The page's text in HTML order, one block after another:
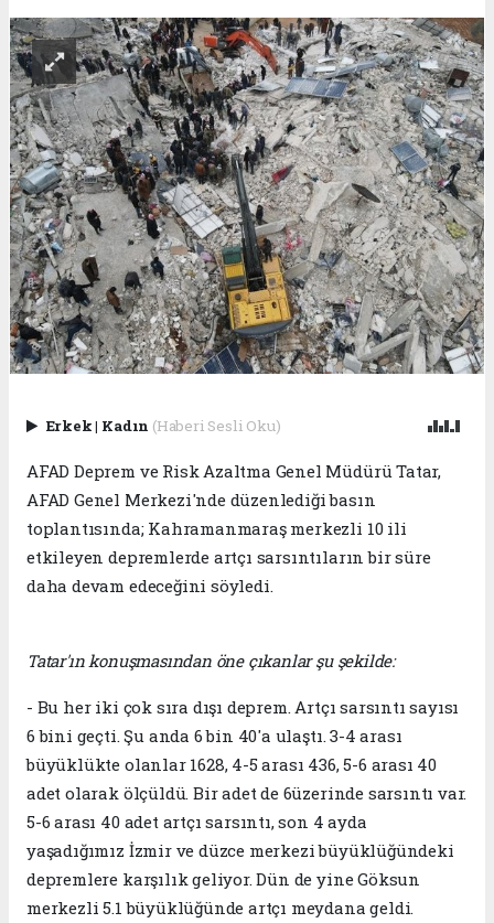
Erkek| Kadın (Haberi Sesli Oku)
AFAD Deprem ve Risk Azaltma Genel Müdürü Tatar,
AFAD Genel Merkezi'nde düzenlediği basın
toplantısında; Kahramanmaraş merkezli 10 ili
etkileyen depremlerde artçı sarsıntıların bir süre
daha devam edeceğini söyledi.
Tatar'ın konuşmasından öne çıkanlar şu şekilde:
- Bu her iki çok sıra dışı deprem. Artçı sarsıntı sayısı
6 bini geçti. Şu anda 6 bin 40'a ulaştı. 3-4 arası
büyüklükte olanlar 1628, 4-5 arası 436, 5-6 arası 40
adet olarak ölçüldü. Bir adet de 6üzerinde sarsıntı var.
5-6 arası 40 adet artçı sarsıntı, son 4 ayda
yaşadığımız İzmir ve düzce merkezi büyüklüğündeki
depremlere karşılık geliyor. Dün de yine Göksun
merkezli 5.1 büyüklüğünde artçı meydana geldi.